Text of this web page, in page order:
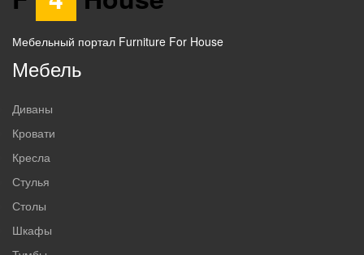
Мебельный портал Furniture For House
Мебель
Диваны
Кровати
Кресла
Стулья
Столы
Шкафы